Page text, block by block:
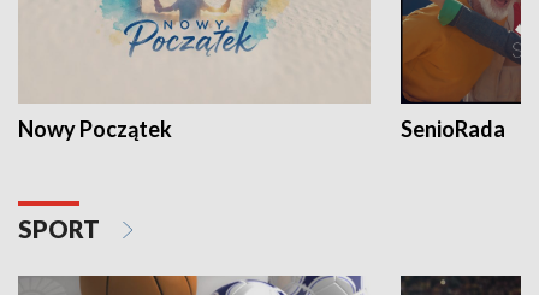
Nowy Początek SenioRada
SPORT